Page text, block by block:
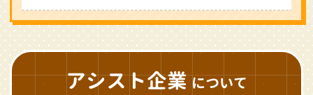
アシスト企業 について